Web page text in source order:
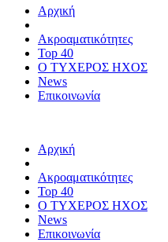
Αρχική
Ακροαματικότητες
Top 40
Ο ΤΥΧΕΡΟΣ ΗΧΟΣ
News
Επικοινωνία
Αρχική
Ακροαματικότητες
Top 40
Ο ΤΥΧΕΡΟΣ ΗΧΟΣ
News
Επικοινωνία